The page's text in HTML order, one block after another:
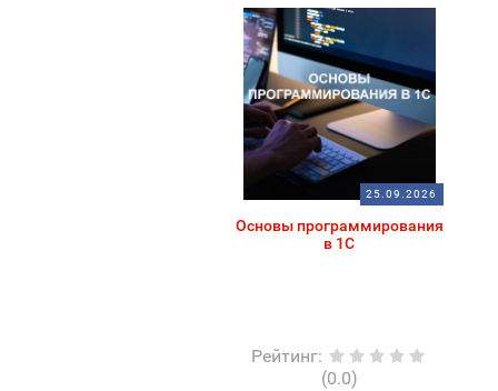
25.09.2026
Основы программирования
в 1С
Рейтинг:
(0.0)